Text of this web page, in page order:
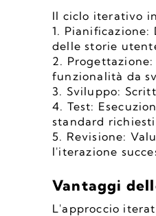
Il ciclo iterativo
1.
delle storie
2.
funzionalità da
3. Sviluppo:
4. Test:
standard
5. Revisione:
l'iterazione
Vantaggi
L'approccio